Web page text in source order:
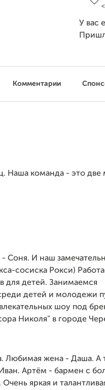
У вас
Комментарии
Наша команда - это
Соня. И наш
сосиска Рокси)
для детей. Занимаемся
детей и молодежи
шоу под
Николя" в городе
Любимая жена - Даша. А
Артём - бармен с
яркая и